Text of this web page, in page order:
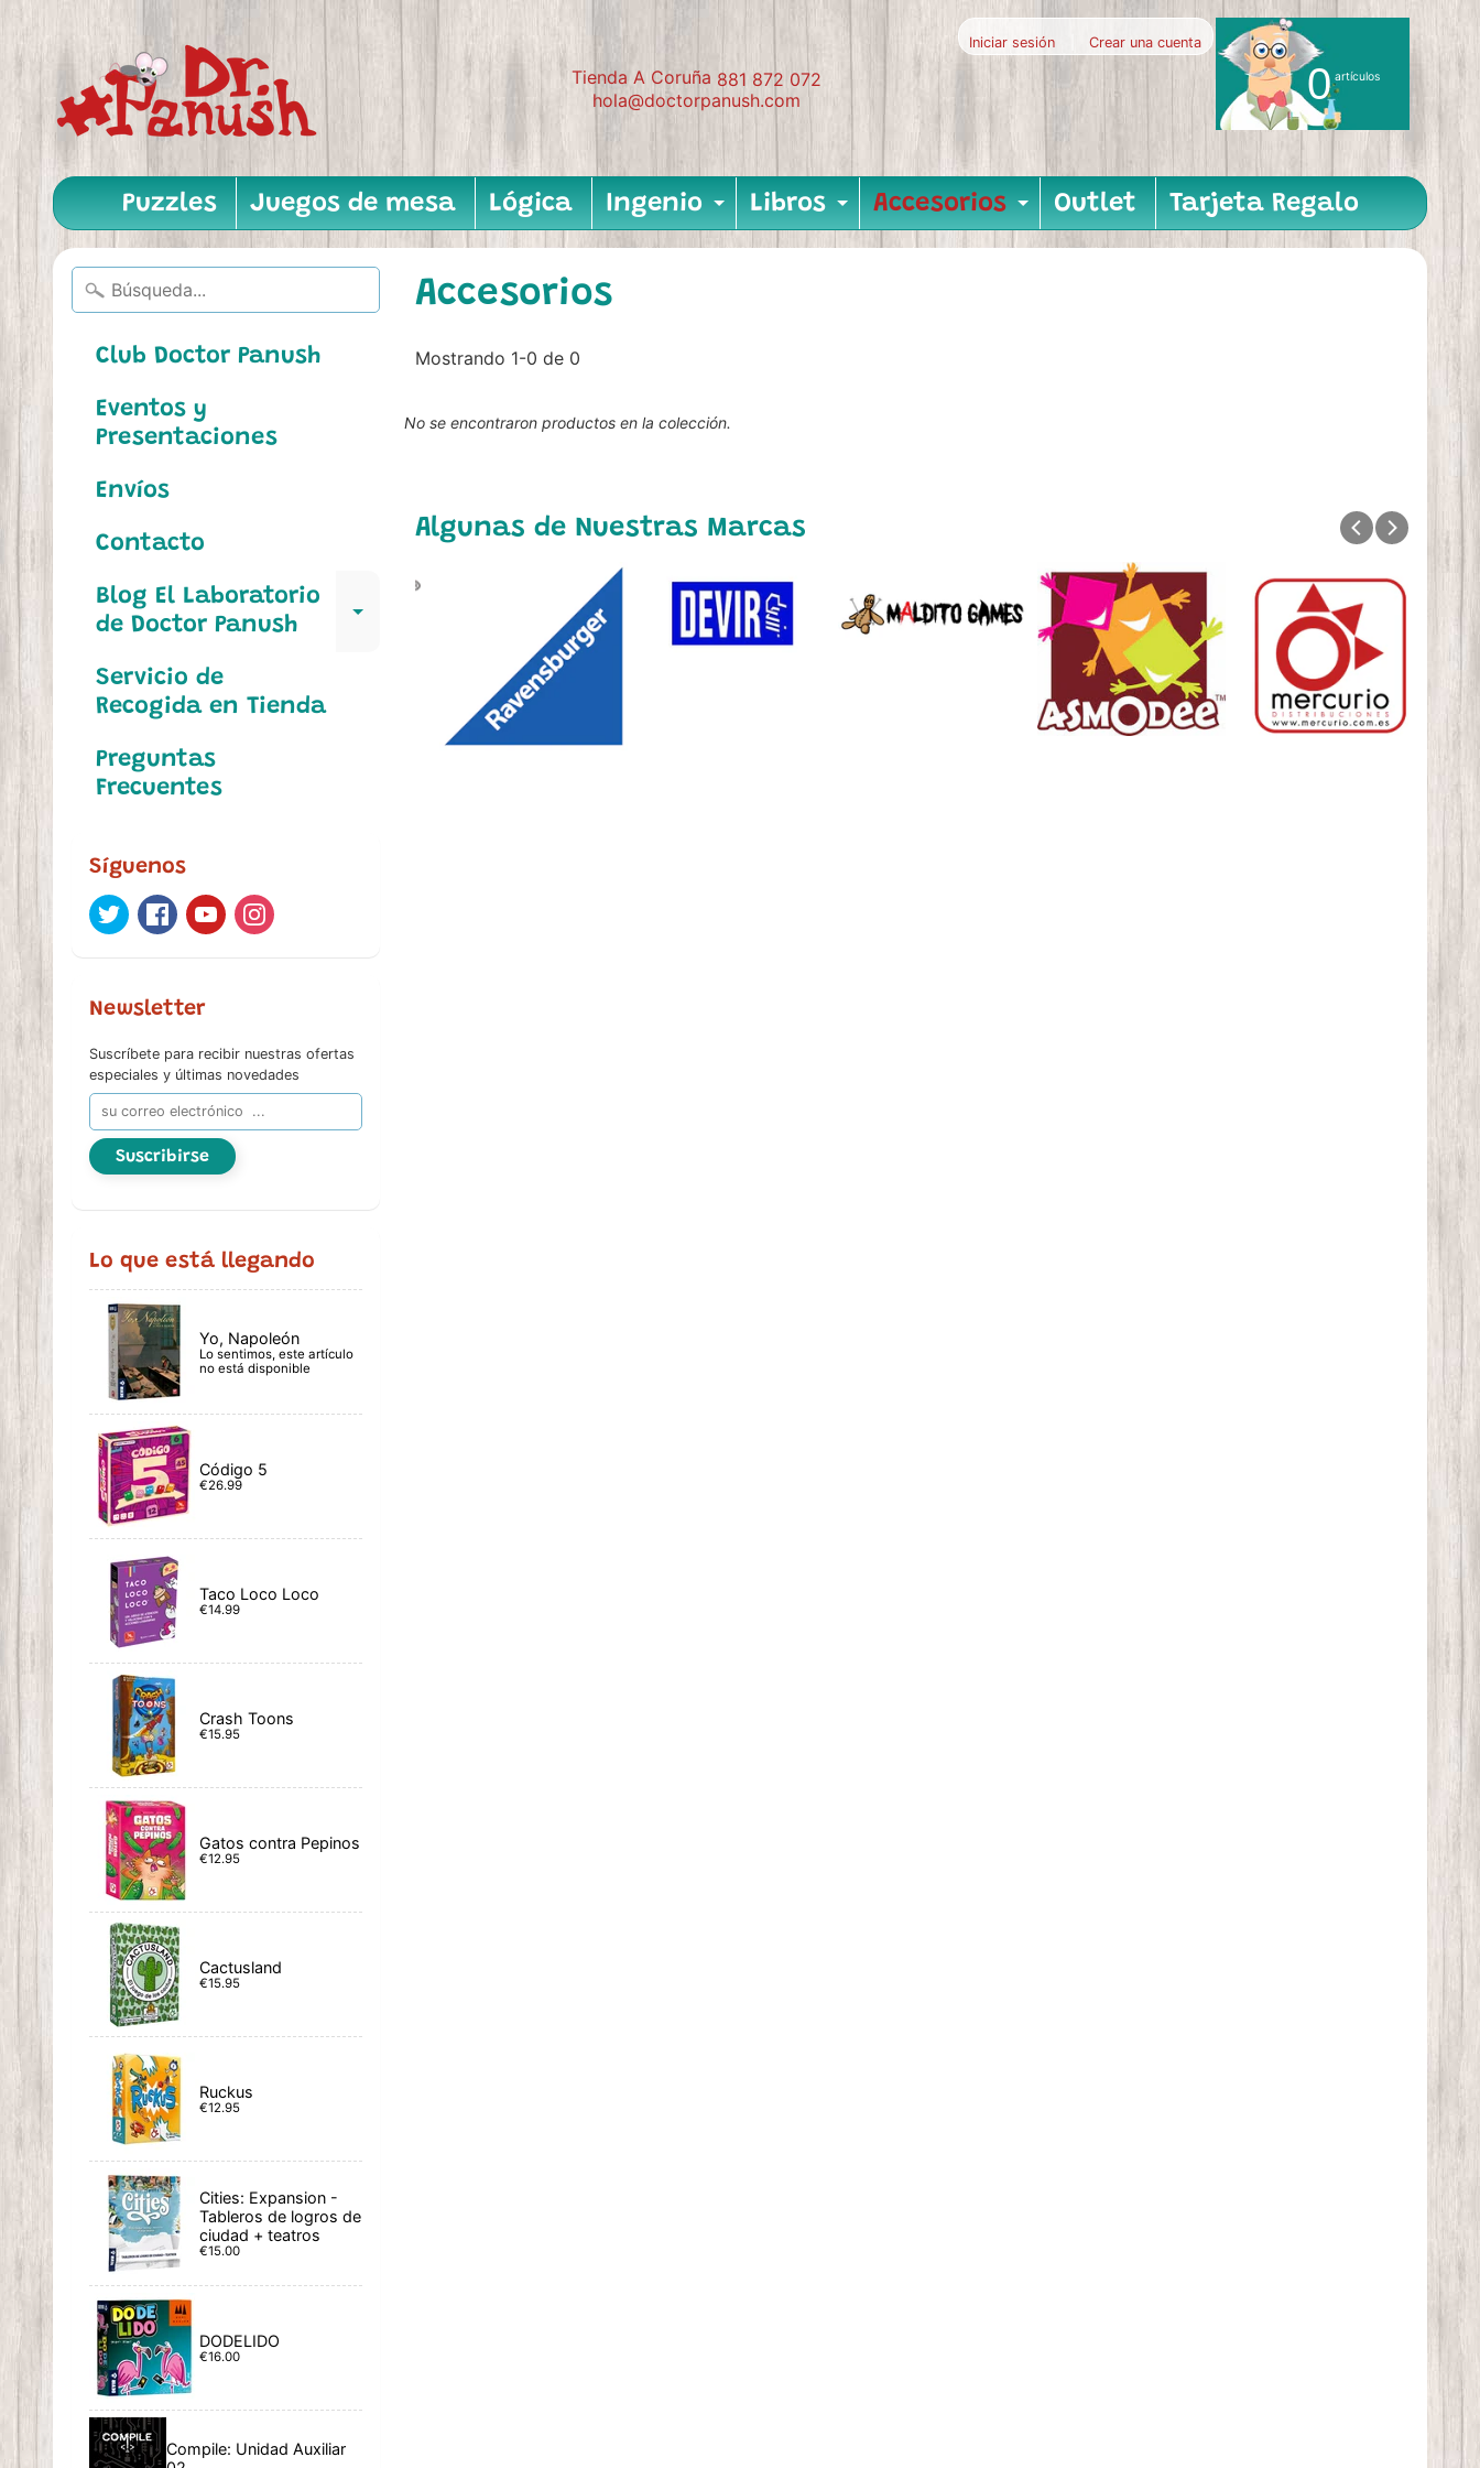
Tienda A Coruña 881 872 072
hola@doctorpanush.com
Iniciar sesión Crear una cuenta
0 artículos
Puzzles Juegos de mesa Lógica Ingenio Expand child menu
Libros Expand child menu
Accesorios Expand child menu
Outlet Tarjeta Regalo
Club Doctor Panush
Eventos y
Presentaciones
Envíos
Contacto
Blog El Laboratorio
de Doctor Panush
Expand child menu
Servicio de
Recogida en Tienda
Preguntas
Frecuentes
Síguenos
Newsletter
Suscríbete para recibir nuestras ofertas
especiales y últimas novedades
Suscribirse
Lo que está llegando
Yo, Napoleón
Lo sentimos, este artículo
no está disponible
Código 5
€26.99
Taco Loco Loco
€14.99
Crash Toons
€15.95
Gatos contra Pepinos
€12.95
Cactusland
€15.95
Ruckus
€12.95
Cities: Expansion -
Tableros de logros de
ciudad + teatros
€15.00
DODELIDO
€16.00
Compile: Unidad Auxiliar
Accesorios
Mostrando 1-0 de 0
No se encontraron productos en la colección.
Algunas de Nuestras Marcas